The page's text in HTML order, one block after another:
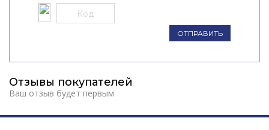
ОТПРАВИТЬ
Отзывы покупателей
Ваш отзыв будет первым